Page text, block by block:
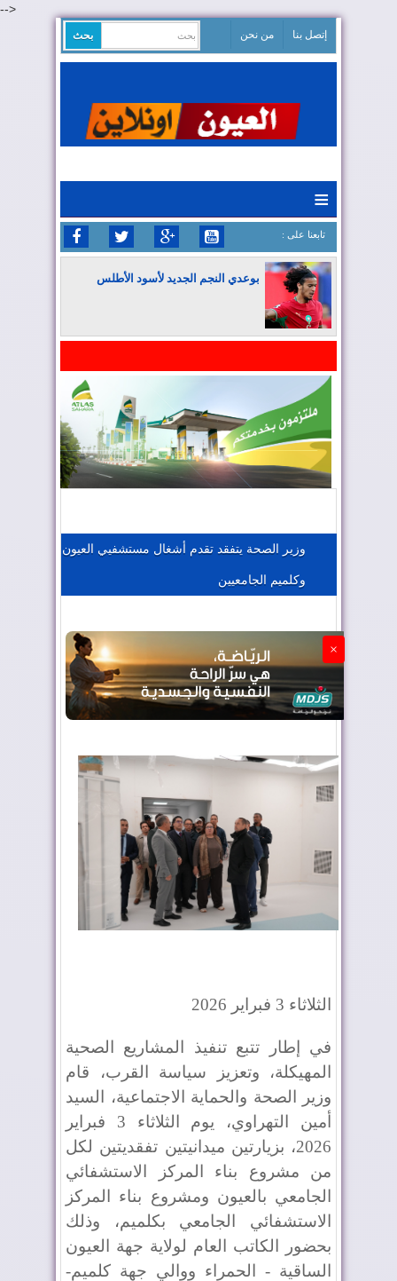
-->
إتصل بنا من نحن
≡
: تابعنا على
بوعدي النجم الجديد لأسود الأطلس
المغرب يعزز موقعه في صناعة الطيران
الجزائر تستسلم لفرنسا
وزير الصحة يتفقد تقدم أشغال مستشفيي العيون
وكلميم الجامعيين
×
الثلاثاء 3 فبراير 2026
في إطار تتبع تنفيذ المشاريع الصحية
المهيكلة، وتعزيز سياسة القرب، قام
وزير الصحة والحماية الاجتماعية، السيد
أمين التهراوي، يوم الثلاثاء 3 فبراير
2026، بزيارتين ميدانيتين تفقديتين لكل
من مشروع بناء المركز الاستشفائي
الجامعي بالعيون ومشروع بناء المركز
الاستشفائي الجامعي بكلميم، وذلك
بحضور الكاتب العام لولاية جهة العيون
الساقية - الحمراء ووالي جهة كلميم-